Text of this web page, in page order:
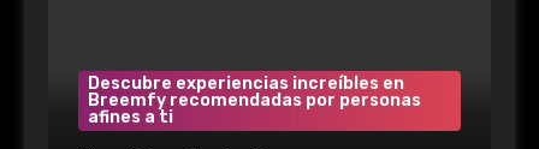
Descubre experiencias increíbles en
Breemfy recomendadas por personas
afines a ti